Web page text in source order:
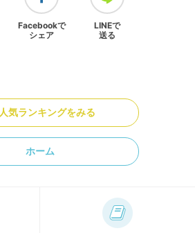
Facebookで
シェア
LINEで
送る
人気ランキングをみる
ホーム